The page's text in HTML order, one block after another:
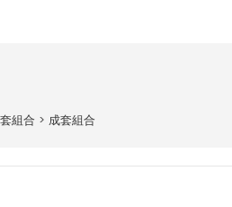
組合 > 成套組合